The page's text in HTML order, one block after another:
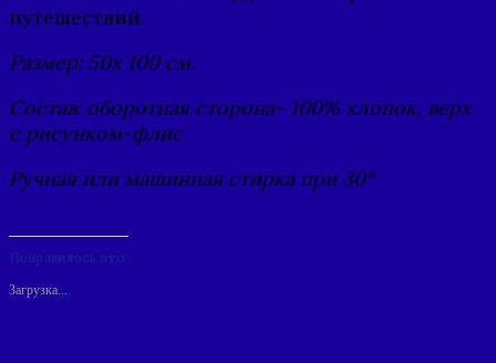
путешествий.
Размер: 50x 100 см.
Состав: оборотная сторона- 100% хлопок, верх
с рисунком-флис
Ручная или машинная стирка при 30°
Понравилось это:
Загрузка...